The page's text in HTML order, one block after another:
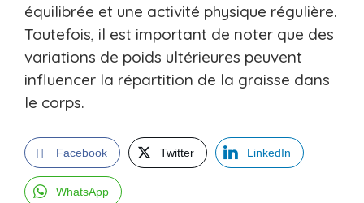
équilibrée et une activité physique régulière.
Toutefois, il est important de noter que des
variations de poids ultérieures peuvent
influencer la répartition de la graisse dans
le corps.
Facebook Twitter LinkedIn
WhatsApp